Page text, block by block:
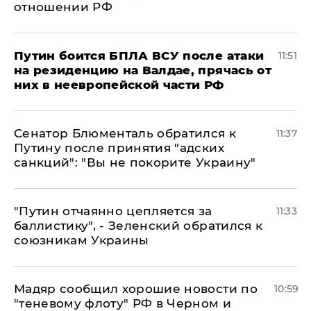
отношении РФ
Путин боится БПЛА ВСУ после атаки
на резиденцию на Валдае, прячась от
них в неевропейской части РФ
11:51
Сенатор Блюменталь обратился к
Путину после принятия "адских
санкций": "Вы не покорите Украину"
11:37
"Путин отчаянно цепляется за
баллистику", - Зеленский обратился к
союзникам Украины
11:33
Мадяр сообщил хорошие новости по
"теневому флоту" РФ в Черном и
10:59